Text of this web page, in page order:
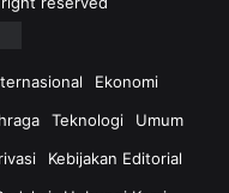
Ekonomi
Teknologi
Umum
Kebijakan Editorial